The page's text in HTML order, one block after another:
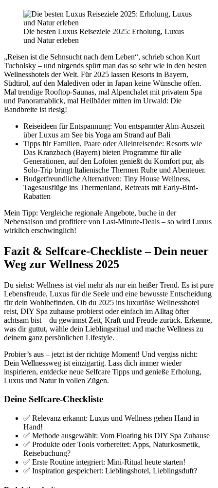
Die besten Luxus Reiseziele 2025: Erholung, Luxus
und Natur erleben
„Reisen ist die Sehnsucht nach dem Leben“, schrieb schon Kurt
Tucholsky – und nirgends spürt man das so sehr wie in den besten
Wellnesshotels der Welt. Für 2025 lassen Resorts in Bayern,
Südtirol, auf den Malediven oder in Japan keine Wünsche offen.
Mal trendige Rooftop-Saunas, mal Alpenchalet mit privatem Spa
und Panoramablick, mal Heilbäder mitten im Urwald: Die
Bandbreite ist riesig!
Reiseideen für Entspannung: Von entspannter Alm-Auszeit
über Luxus am See bis Yoga am Strand auf Bali
Tipps für Familien, Paare oder Alleinreisende: Resorts wie
Das Kranzbach (Bayern) bieten Programme für alle
Generationen, auf den Lofoten genießt du Komfort pur, als
Solo-Trip bringt Italienische Thermen Ruhe und Abenteuer.
Budgetfreundliche Alternativen: Tiny House Wellness,
Tagesausflüge ins Thermenland, Retreats mit Early-Bird-
Rabatten
Mein Tipp: Vergleiche regionale Angebote, buche in der
Nebensaison und profitiere von Last-Minute-Deals – so wird Luxus
wirklich erschwinglich!
Fazit & Selfcare-Checkliste – Dein neuer
Weg zur Wellness 2025
Du siehst: Wellness ist viel mehr als nur ein heißer Trend. Es ist pure
Lebensfreude, Luxus für die Seele und eine bewusste Entscheidung
für dein Wohlbefinden. Ob du 2025 ins luxuriöse Wellnesshotel
reist, DIY Spa zuhause probierst oder einfach im Alltag öfter
achtsam bist – du gewinnst Zeit, Kraft und Freude zurück. Erkenne,
was dir guttut, wähle dein Lieblingsritual und mache Wellness zu
deinem ganz persönlichen Lifestyle.
Probier’s aus – jetzt ist der richtige Moment! Und vergiss nicht:
Dein Wellnessweg ist einzigartig. Lass dich immer wieder
inspirieren, entdecke neue Selfcare Tipps und genieße Erholung,
Luxus und Natur in vollen Zügen.
Deine Selfcare-Checkliste
✅ Relevanz erkannt: Luxus und Wellness gehen Hand in
Hand!
✅ Methode ausgewählt: Vom Floating bis DIY Spa Zuhause
✅ Produkte oder Tools vorbereitet: Apps, Naturkosmetik,
Reisebuchung?
✅ Erste Routine integriert: Mini-Ritual heute starten!
✅ Inspiration gespeichert: Lieblingshotel, Lieblingsduft?